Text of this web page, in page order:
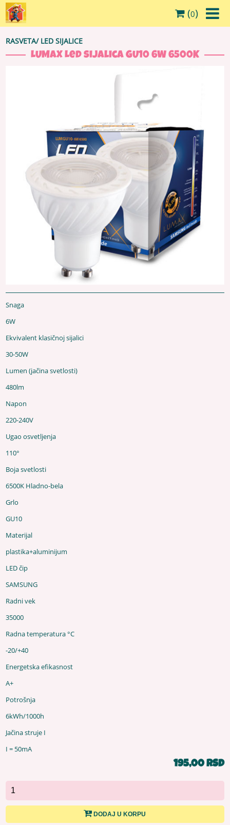
(0)
RASVETA/ LED SIJALICE
LUMAX Led sijalica GU10 6W 6500K
Snaga
6W
Ekvivalent klasičnoj sijalici
30-50W
Lumen (jačina svetlosti)
480lm
Napon
220-240V
Ugao osvetljenja
110°
Boja svetlosti
6500K Hladno-bela
Grlo
GU10
Materijal
plastika+aluminijum
LED čip
SAMSUNG
Radni vek
35000
Radna temperatura °C
-20/+40
Energetska efikasnost
A+
Potrošnja
6kWh/1000h
Jačina struje I
I = 50mA
195,00 RSD
DODAJ U KORPU